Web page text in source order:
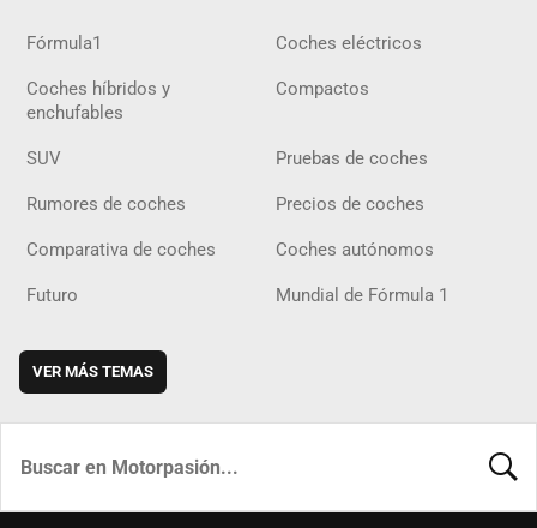
Fórmula1 Coches eléctricos
Coches híbridos y
enchufables
Compactos
SUV Pruebas de coches
Rumores de coches Precios de coches
Comparativa de coches Coches autónomos
Futuro Mundial de Fórmula 1
VER MÁS TEMAS